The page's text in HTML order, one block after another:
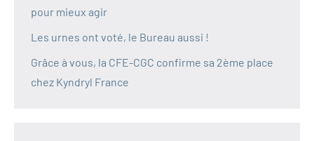
pour mieux agir
Les urnes ont voté, le Bureau aussi !
Grâce à vous, la CFE-CGC confirme sa 2ème place
chez Kyndryl France